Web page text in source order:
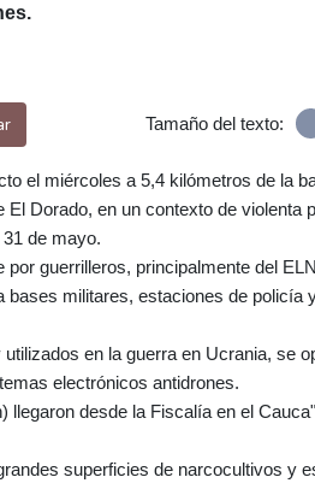
Tamaño del texto:
el miércoles a 5,4 kilómetros de la
El Dorado, en un contexto de violenta
de mayo.
guerrilleros, principalmente del
militares, estaciones de policía
en la guerra en Ucrania, se
electrónicos antidrones.
llegaron desde la Fiscalía en el
superficies de narcocultivos y